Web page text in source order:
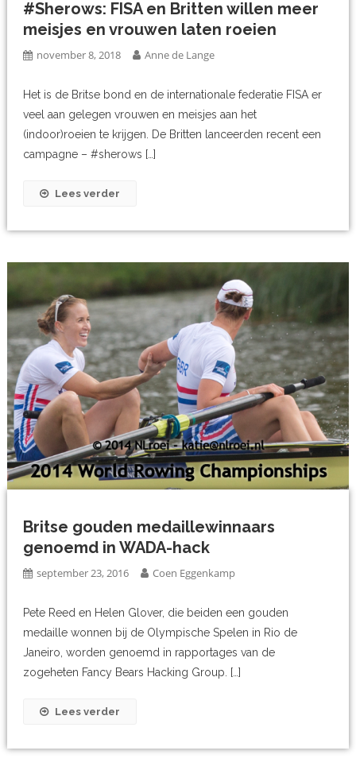
#Sherows: FISA en Britten willen meer
meisjes en vrouwen laten roeien
november 8, 2018 Anne de Lange
Het is de Britse bond en de internationale federatie FISA er
veel aan gelegen vrouwen en meisjes aan het
(indoor)roeien te krijgen. De Britten lanceerden recent een
campagne – #sherows […]
Lees verder
Britse gouden medaillewinnaars
genoemd in WADA-hack
september 23, 2016 Coen Eggenkamp
Pete Reed en Helen Glover, die beiden een gouden
medaille wonnen bij de Olympische Spelen in Rio de
Janeiro, worden genoemd in rapportages van de
zogeheten Fancy Bears Hacking Group. […]
Lees verder